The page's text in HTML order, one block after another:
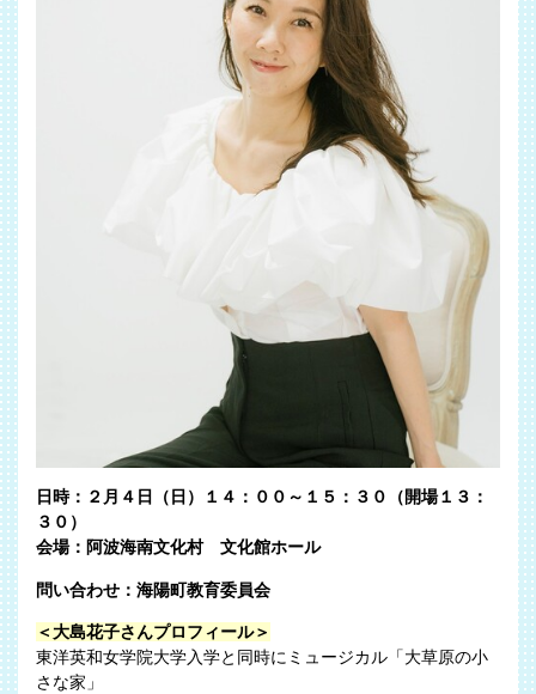
日時：２月４日（日）１４：００～１５：３０（開場１３：
３０）
会場：阿波海南文化村 文化館ホール
問い合わせ：海陽町教育委員会
＜大島花子さんプロフィール＞
東洋英和女学院大学入学と同時にミュージカル「大草原の小
さな家」